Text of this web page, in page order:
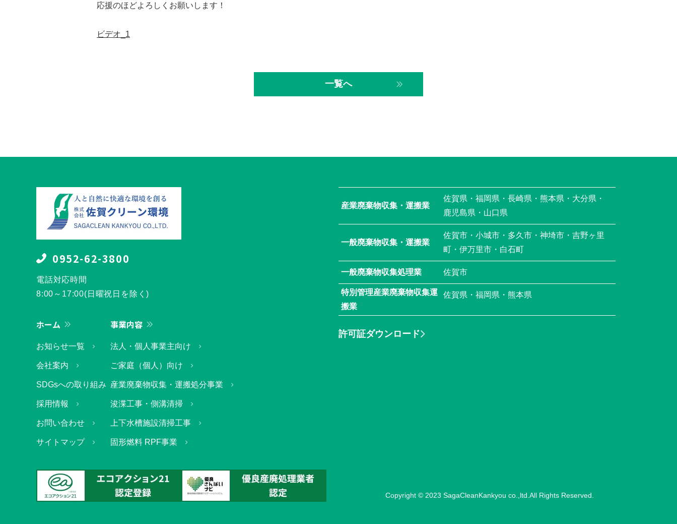
応援のほどよろしくお願いします！
ビデオ_1
一覧へ
0952-62-3800
電話対応時間
8:00～17:00(日曜祝日を除く)
ホーム
お知らせ一覧
会社案内
SDGsへの取り組み
採用情報
お問い合わせ
サイトマップ
事業内容
法人・個人事業主向け
ご家庭（個人）向け
産業廃棄物収集・ 運搬処分事業
浚渫工事・側溝清掃
上下水槽施設清掃工事
固形燃料 RPF事業
産業廃棄物収集・運搬業
佐賀県・福岡県・長崎県・熊本県・大分県・
鹿児島県・山口県
一般廃棄物収集・運搬業
佐賀市・小城市・多久市・神埼市・吉野ヶ里
町・伊万里市・白石町
一般廃棄物収集処理業 佐賀市
特別管理産業廃棄物収集運
搬業
佐賀県・福岡県・熊本県
許可証ダウンロード
Copyright © 2023 SagaCleanKankyou co.,ltd. All Rights Reserved.